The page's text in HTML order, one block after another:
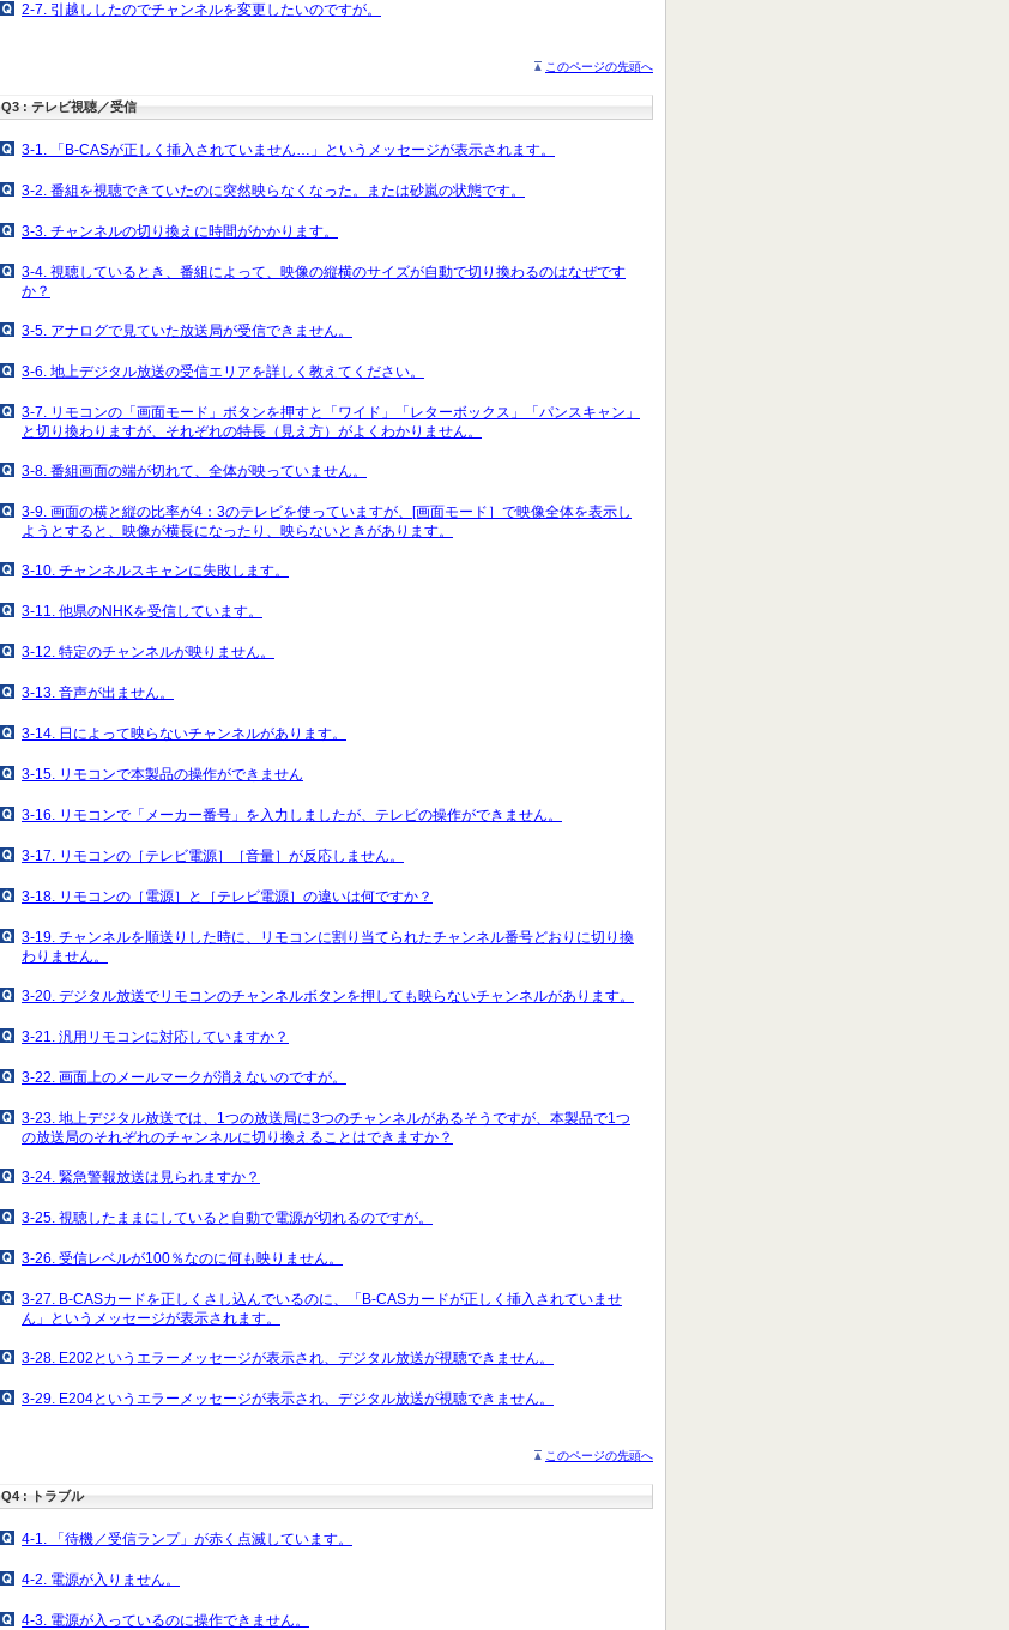
2-7. 引越ししたのでチャンネルを変更したいのですが。
このページの先頭へ
Q3 : テレビ視聴／受信
3-1. 「B-CASが正しく挿入されていません…」というメッセージが表示されます。
3-2. 番組を視聴できていたのに突然映らなくなった。または砂嵐の状態です。
3-3. チャンネルの切り換えに時間がかかります。
3-4. 視聴しているとき、番組によって、映像の縦横のサイズが自動で切り換わるのはなぜです
か？
3-5. アナログで見ていた放送局が受信できません。
3-6. 地上デジタル放送の受信エリアを詳しく教えてください。
3-7. リモコンの「画面モード」ボタンを押すと「ワイド」「レターボックス」「パンスキャン」
と切り換わりますが、それぞれの特長（見え方）がよくわかりません。
3-8. 番組画面の端が切れて、全体が映っていません。
3-9. 画面の横と縦の比率が4：3のテレビを使っていますが、[画面モード］で映像全体を表示し
ようとすると、映像が横長になったり、映らないときがあります。
3-10. チャンネルスキャンに失敗します。
3-11. 他県のNHKを受信しています。
3-12. 特定のチャンネルが映りません。
3-13. 音声が出ません。
3-14. 日によって映らないチャンネルがあります。
3-15. リモコンで本製品の操作ができません
3-16. リモコンで「メーカー番号」を入力しましたが、テレビの操作ができません。
3-17. リモコンの［テレビ電源］［音量］が反応しません。
3-18. リモコンの［電源］と［テレビ電源］の違いは何ですか？
3-19. チャンネルを順送りした時に、リモコンに割り当てられたチャンネル番号どおりに切り換
わりません。
3-20. デジタル放送でリモコンのチャンネルボタンを押しても映らないチャンネルがあります。
3-21. 汎用リモコンに対応していますか？
3-22. 画面上のメールマークが消えないのですが。
3-23. 地上デジタル放送では、1つの放送局に3つのチャンネルがあるそうですが、本製品で1つ
の放送局のそれぞれのチャンネルに切り換えることはできますか？
3-24. 緊急警報放送は見られますか？
3-25. 視聴したままにしていると自動で電源が切れるのですが。
3-26. 受信レベルが100％なのに何も映りません。
3-27. B-CASカードを正しくさし込んでいるのに、「B-CASカードが正しく挿入されていませ
ん」というメッセージが表示されます。
3-28. E202というエラーメッセージが表示され、デジタル放送が視聴できません。
3-29. E204というエラーメッセージが表示され、デジタル放送が視聴できません。
このページの先頭へ
Q4 : トラブル
4-1. 「待機／受信ランプ」が赤く点滅しています。
4-2. 電源が入りません。
4-3. 電源が入っているのに操作できません。